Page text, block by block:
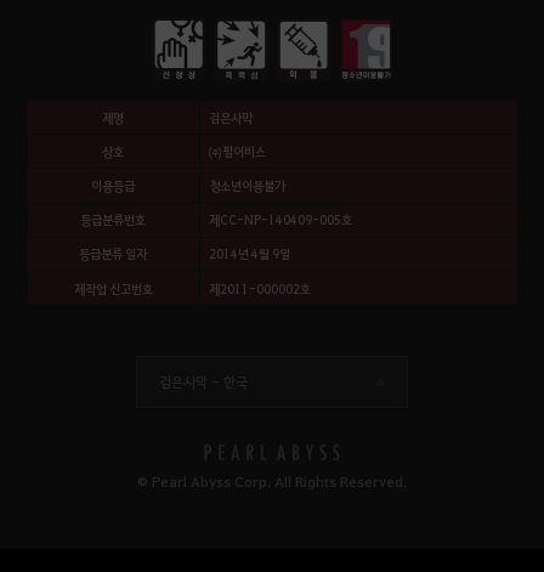
제명 검은사막
상호 ㈜펄어비스
이용등급 청소년이용불가
등급분류번호 제CC-NP-140409-005호
등급분류 일자 2014년 4월 9일
제작업 신고번호 제2011-000002호
검은사막 - 한국
© Pearl Abyss Corp. All Rights Reserved.